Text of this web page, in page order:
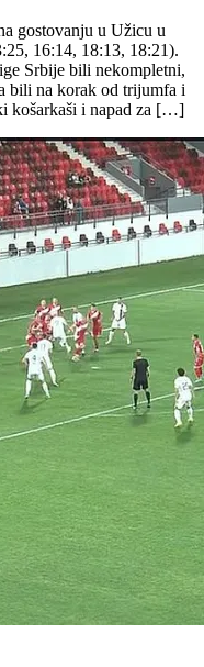
gostovanju u Užicu u
16:14, 18:13, 18:21).
Srbije bili nekompletni,
bili na korak od trijumfa i
košarkaši i napad za […]